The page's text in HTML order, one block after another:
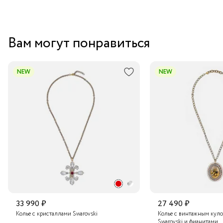
Вам могут понравиться
NEW
33 990 ₽
Колье с кристаллами Swarovski
NEW
27 490 ₽
Колье с винтажным